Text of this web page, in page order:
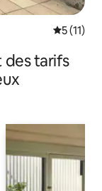
5 (11)
des tarifs